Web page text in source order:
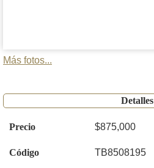
Más fotos...
Detalles
Precio $875,000
Código TB8508195